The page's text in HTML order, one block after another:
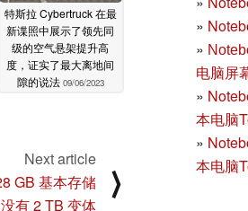
»
»
电脑屏
»
本电脑
»
本电脑
特斯拉 Cybertruck 在最
新谍照中展示了领先同
级的空气悬架提升高
度，证实了最大离地间
隙的说法 09/06/2023
Next article
GB 基本存储
有 2 TB 变体
⟩